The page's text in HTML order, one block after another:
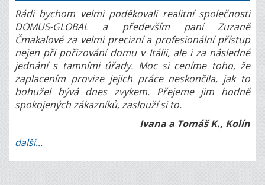
Rádi bychom velmi poděkovali realitní společnosti
DOMUS-GLOBAL a především paní Zuzaně
Čmakalové za velmi precizní a profesionální přístup
nejen při pořizování domu v Itálii, ale i za následné
jednání s tamními úřady. Moc si ceníme toho, že
zaplacením provize jejich práce neskončila, jak to
bohužel bývá dnes zvykem. Přejeme jim hodně
spokojených zákazníků, zaslouží si to.
Ivana a Tomáš K., Kolín
další...